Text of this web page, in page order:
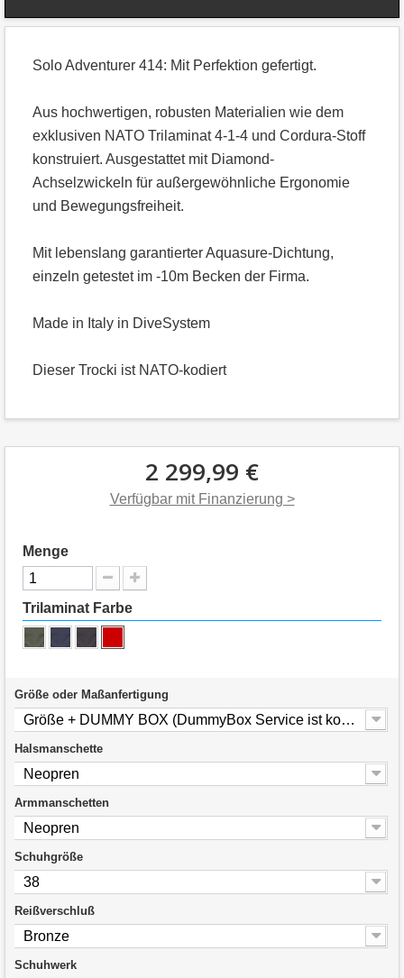
Solo Adventurer 414: Mit Perfektion gefertigt.
Aus hochwertigen, robusten Materialien wie dem
exklusiven NATO Trilaminat 4-1-4 und Cordura-Stoff
konstruiert. Ausgestattet mit Diamond-
Achselzwickeln für außergewöhnliche Ergonomie
und Bewegungsfreiheit.
Mit lebenslang garantierter Aquasure-Dichtung,
einzeln getestet im -10m Becken der Firma.
Made in Italy in DiveSystem
Dieser Trocki ist NATO-kodiert
2 299,99 €
Verfügbar mit Finanzierung >
Menge
Trilaminat Farbe
Größe oder Maßanfertigung
Größe + DUMMY BOX (DummyBox Service ist kostenlos)
Halsmanschette
Neopren
Armmanschetten
Neopren
Schuhgröße
38
Reißverschluß
Bronze
Schuhwerk